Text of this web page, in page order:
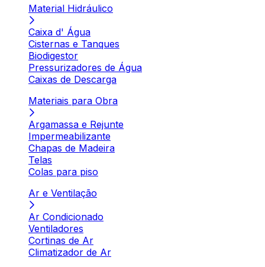
Material Hidráulico
Caixa d' Água
Cisternas e Tanques
Biodigestor
Pressurizadores de Água
Caixas de Descarga
Materiais para Obra
Argamassa e Rejunte
Impermeabilizante
Chapas de Madeira
Telas
Colas para piso
Ar e Ventilação
Ar Condicionado
Ventiladores
Cortinas de Ar
Climatizador de Ar